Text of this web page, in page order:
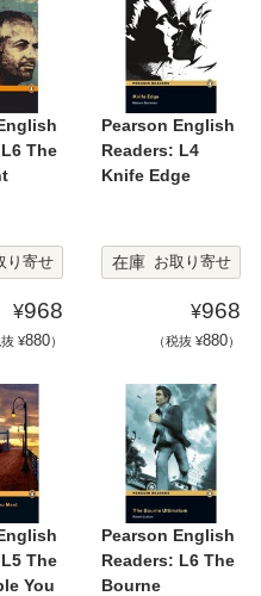
The
り寄せ
¥968
抜 ¥880）
Pearson English
Readers: L4
Knife Edge
在庫 お取り寄せ
¥968
（税抜 ¥880）
The
You
Pearson English
Readers: L6 The
Bourne